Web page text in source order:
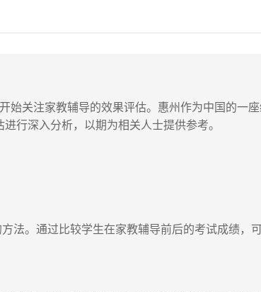
关注家教辅导的效果评估。惠州作为中国的一
行深入分析，以期为相关人士提供参考。
。通过比较学生在家教辅导前后的考试成绩，